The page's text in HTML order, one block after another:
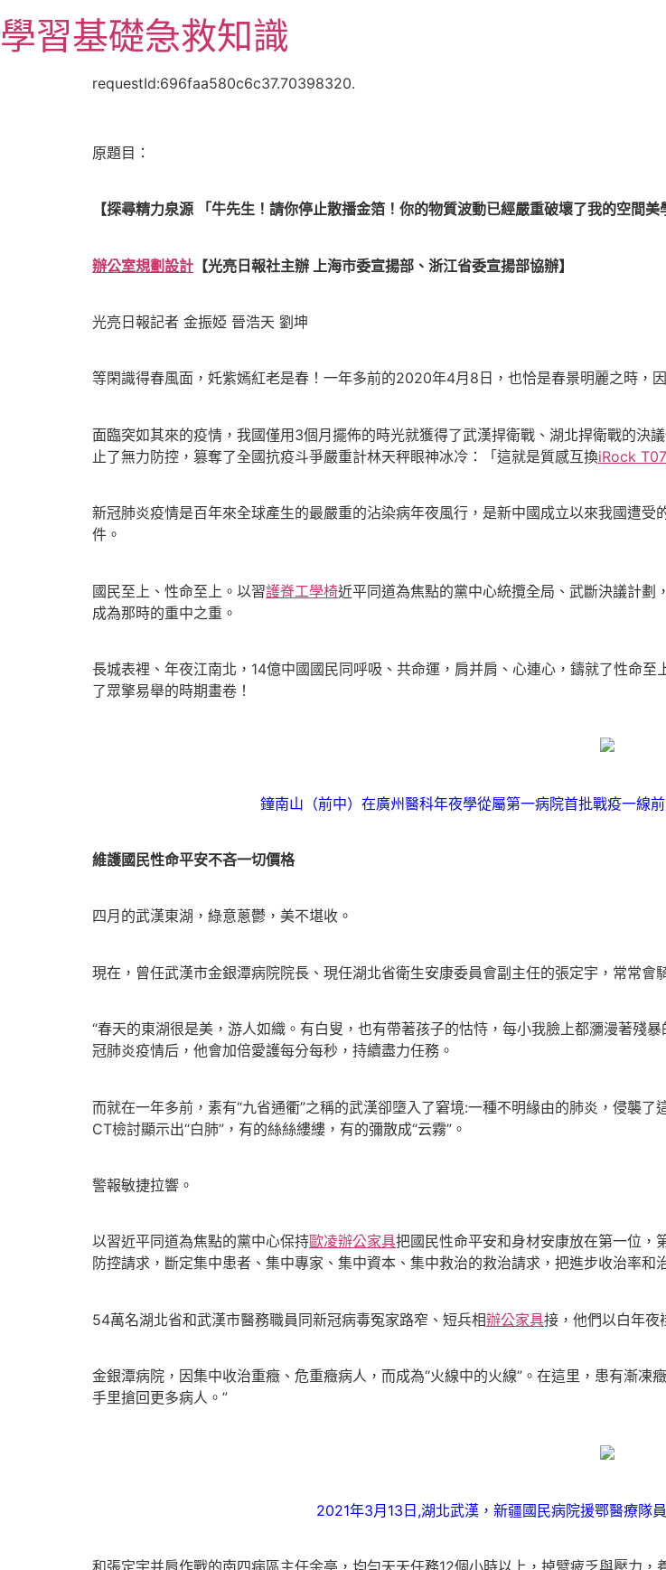
至
主
學習基礎急救知識
requestId:696faa580c6c37.70398320.
原題目：
【探尋精力泉源 「牛先生！請你停止散播金箔！你的物質波動已經嚴重破壞了我的空間
辦公室規劃設計 【光亮日報社主辦 上海市委宣揚部、浙江省委宣揚部協辦】
光亮日報記者 金振婭 晉浩天 劉坤
等閑識得春風面，奼紫嫣紅老是春！一年多前的2020年4月8日，也恰是春景明麗之時，
面臨突如其來的疫情，我國僅用3個月擺佈的時光就獲得了武漢捍衛戰、湖北捍衛戰的決
止了無力防控，篡奪了全國抗疫斗爭嚴重計林天秤眼神冰冷：「這就是質感互換iRock T07
新冠肺炎疫情是百年來全球產生的最嚴重的沾染病年夜風行，是新中國成立以來我國遭
件。
國民至上、性命至上。以習護脊工學椅近平同道為焦點的黨中心統攬全局、武斷決議計
成為那時的重中之重。
長城表裡、年夜江南北，14億中國國民同呼吸、共命運，肩并肩、心連心，鑄就了性命
了眾擎易舉的時期畫卷！
鐘南山（前中）在廣州醫科年夜學從屬第一病院首批戰疫一線
維護國民性命平安不吝一切價格
四月的武漢東湖，綠意蔥鬱，美不堪收。
現在，曾任武漢市金銀潭病院院長、現任湖北省衛生安康委員會副主任的張定宇，常常會
“春天的東湖很是美，游人如織。有白叟，也有帶著孩子的怙恃，每小我臉上都瀰漫著殘
冠肺炎疫情后，他會加倍愛護每分每秒，持續盡力任務。
而就在一年多前，素有“九省通衢”之稱的武漢卻墮入了窘境:一種不明緣由的肺炎，侵襲
CT檢討顯示出“白肺”，有的絲絲縷縷，有的彌散成“云霧”。
警報敏捷拉響。
以習近平同道為焦點的黨中心保持歐凌辦公家具把國民性命平安和身材安康放在第一位，
防控請求，斷定集中患者、集中專家、集中資本、集中救治的救治請求，把進步收治率和
54萬名湖北省和武漢市醫務職員同新冠病毒冤家路窄、短兵相辦公家具接，他們以白年夜
金銀潭病院，因集中收治重癥、危重癥病人，而成為“火線中的火線”。在這里，患有漸
手里搶回更多病人。”
2021年3月13日,湖北武漢，新疆國民病院援鄂醫療隊